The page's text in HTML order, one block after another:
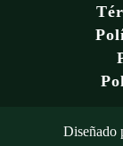
Diseñado